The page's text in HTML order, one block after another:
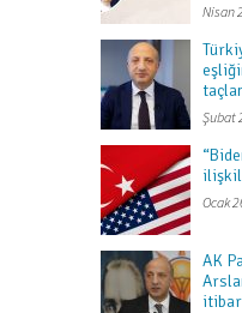
Nisan
Şubat
Ocak
AK
itibar